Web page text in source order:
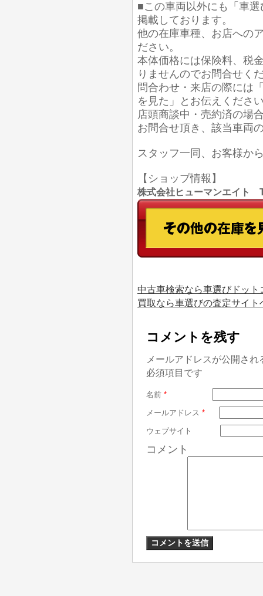
■この車両以外にも「車
掲載しております。
他の在庫車種、お店への
ださい。
本体価格には保険料、税
りませんのでお問合せく
問合わせ・来店の際には
を見た」とお伝えくださ
店頭商談中・売約済の場
お問合せ頂き、該当車両
スタッフ一同、お客様か
【ショップ情報】
株式会社ヒューマンエイト
中古車検索なら車選びドット
買取なら車選びの査定サイト
コメントを残す
メールアドレスが公開さ
必須項目です
名前 *
メールアドレス *
ウェブサイト
コメント